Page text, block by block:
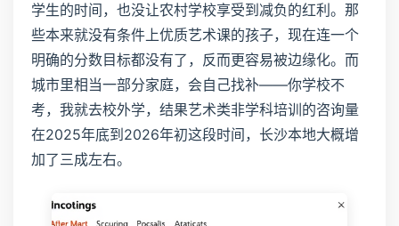
学生的时间，也没让农村学校享受到减负的红利。那
些本来就没有条件上优质艺术课的孩子，现在连一个
明确的分数目标都没有了，反而更容易被边缘化。而
城市里相当一部分家庭，会自己找补——你学校不
考，我就去校外学，结果艺术类非学科培训的咨询量
在2025年底到2026年初这段时间，长沙本地大概增
加了三成左右。